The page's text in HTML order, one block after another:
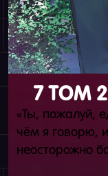
7 ТОМ
«Ты, пожалуй,
чём я говорю,
неосторожно